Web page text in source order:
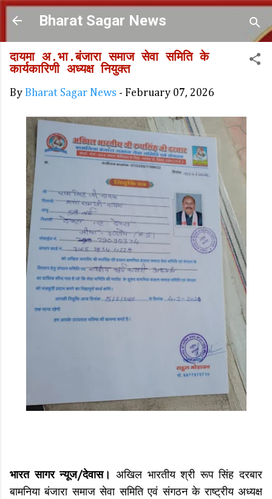
Skip to main content
Bharat Sagar News
दायमा अ.भा.बंजारा समाज सेवा समिति के
कार्यकारिणी अध्यक्ष नियुक्त
By Bharat Sagar News - February 07, 2026
भारत सागर न्यूज/देवास। अखिल भारतीय श्री रूप सिंह दरबार
बामनिया बंजारा समाज सेवा समिति एवं संगठन के राष्ट्रीय अध्यक्ष